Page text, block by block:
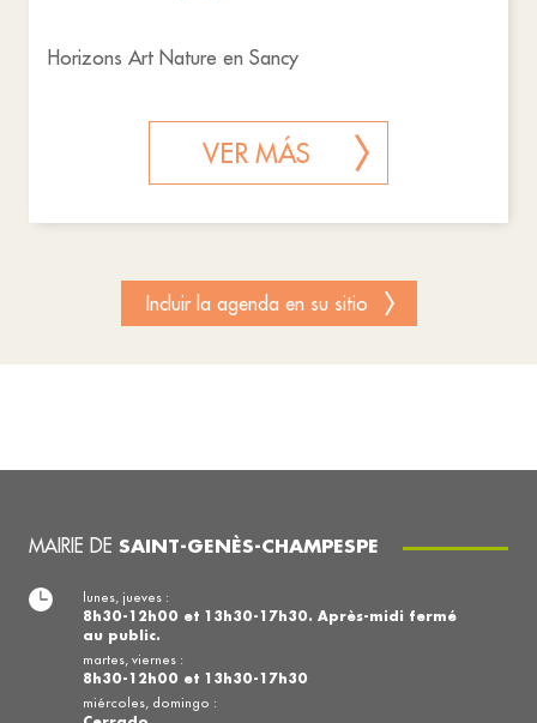
Horizons Art Nature en Sancy
VER MÁS
Incluir la agenda en su sitio
MAIRIE DE SAINT-GENÈS-CHAMPESPE
lunes, jueves :
8h30-12h00 et 13h30-17h30. Après-midi fermé
au public.
martes, viernes :
8h30-12h00 et 13h30-17h30
miércoles, domingo :